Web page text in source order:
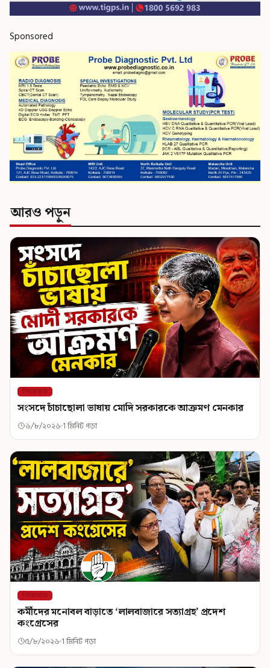
Sponsored
আরও পড়ুন
শিরোনাম
সংসদে চাঁচাছোলা ভাষায় মোদি সরকারকে আক্রমণ মেনকার
৬/৮/২০২৬ 1 মিনিট পড়া
শিরোনাম
কর্মীদের মনোবল বাড়াতে ‘লালবাজারে সত্যাগ্রহ’ প্রদেশ
কংগ্রেসের
৫/৮/২০২৬ 1 মিনিট পড়া